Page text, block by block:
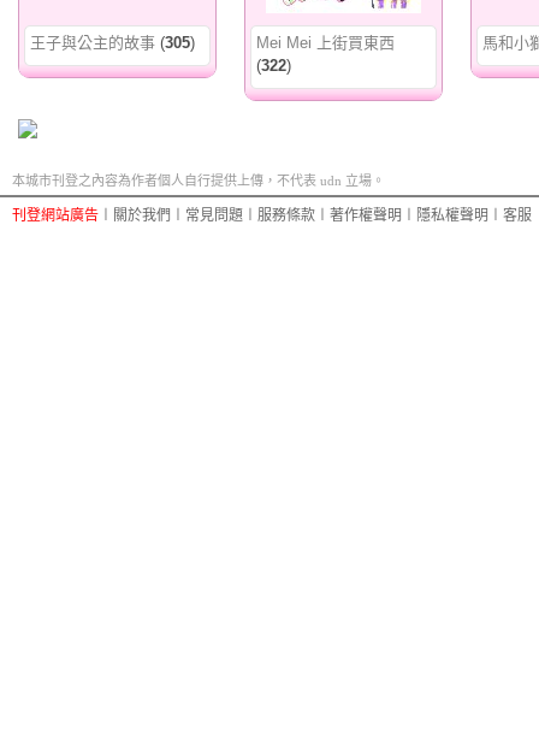
王子與公主的故事 (305)
Mei Mei 上街買東西
(322)
馬和小
本城市刊登之內容為作者個人自行提供上傳，不代表 udn 立場。
刊登網站廣告 關於我們 常見問題 服務條款 著作權聲明 隱私權聲明 客服